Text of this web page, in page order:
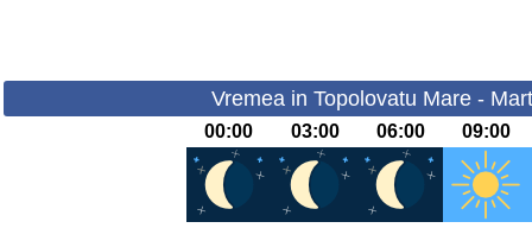
Vremea in Topolovatu Mare -
00:00 03:00 06:00 09:00